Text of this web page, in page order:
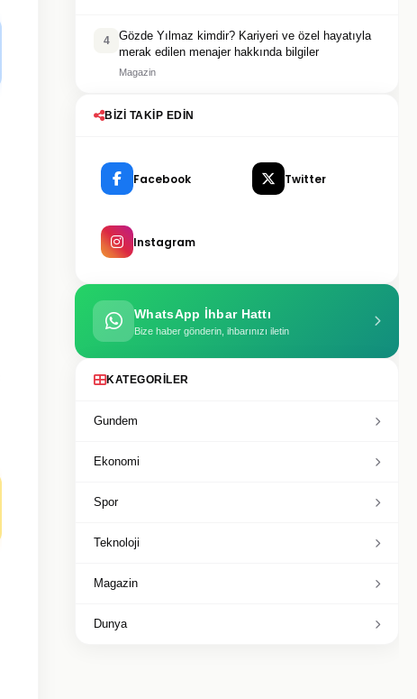
4
Gözde Yılmaz kimdir? Kariyeri ve özel hayatıyla
merak edilen menajer hakkında bilgiler
Magazin
BIZI TAKIP EDIN
Facebook Twitter
Instagram
WhatsApp İhbar Hattı
Bize haber gönderin, ihbarınızı iletin
KATEGORILER
Gundem
Ekonomi
Spor
Teknoloji
Magazin
Dunya